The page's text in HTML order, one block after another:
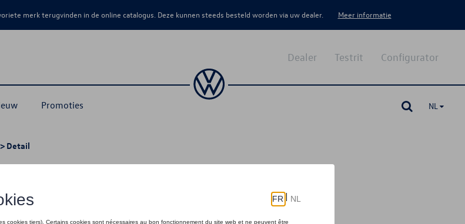
merk terugvinden in de online catalogus. Deze kunnen steeds besteld worden via uw dealer. Meer informatie
Promoties
Configurator
Testrit
Dealer
NL
> Detail
metallic